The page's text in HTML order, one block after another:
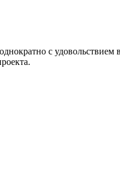
с